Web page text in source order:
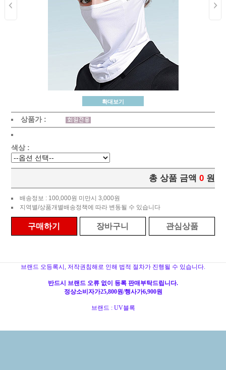
확대보기
상품가 :
색상 :
총 상품 금액 0 원
배송정보 : 100,000원 미만시 3,000원
지역별/상품개별배송정책에 따라 변동될 수 있습니다
구매하기 장바구니 관심상품
브랜드 오등록시, 저작권침해로 인해 법적 절차가 진행될 수 있습니다.
반드시 브랜드 오류 없이 등록 판매부탁드립니다.
정상소비자가25,800원/행사가6,900원
브랜드 : UV블록